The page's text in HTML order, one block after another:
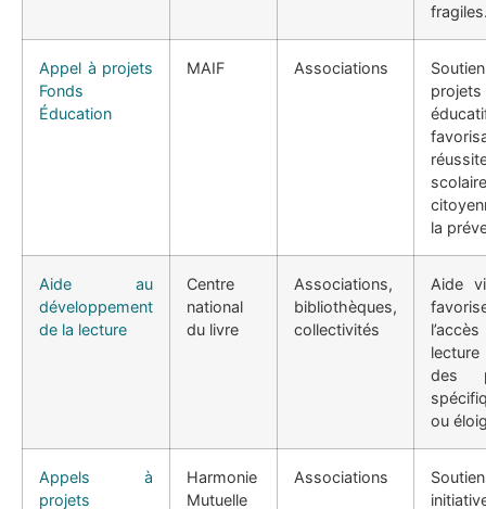
Appel à projets
Fonds
Éducation
MAIF Associations
projets
la
Aide au
développement
de la lecture
Centre
national
du livre
Associations,
bibliothèques,
collectivités
Aide
des
ou
Appels à
projets
Harmonie
Mutuelle
Associations